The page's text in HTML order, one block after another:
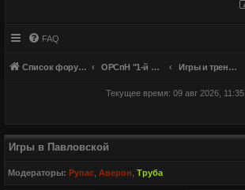
FAQ
Список форумов ОРСпН "1-й Пластунский" Игры и тренировки
Текущее время: 09 авг 2026, 11:35
Игры в Павловской
Модераторы: Рупас ,Аверон ,Труба